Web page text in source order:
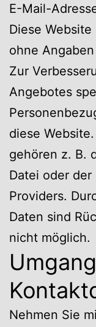
E-Mail-
Diese
ohne
Zur
Angebotes
diese
gehören z. B.
Datei oder
Providers.
Daten sind
nicht möglich.
Nehmen Sie